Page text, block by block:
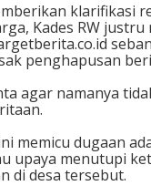
klarifikasi
Kades RW
penghapusan
agar namanya
memicu dugaan
upaya menutupi
di desa tersebut.